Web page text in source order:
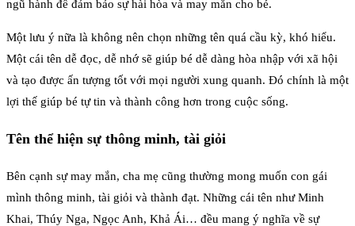
ngũ hành để đảm bảo sự hài hòa và may mắn cho bé.
Một lưu ý nữa là không nên chọn những tên quá cầu kỳ, khó hiểu.
Một cái tên dễ đọc, dễ nhớ sẽ giúp bé dễ dàng hòa nhập với xã hội
và tạo được ấn tượng tốt với mọi người xung quanh. Đó chính là một
lợi thế giúp bé tự tin và thành công hơn trong cuộc sống.
Tên thể hiện sự thông minh, tài giỏi
Bên cạnh sự may mắn, cha mẹ cũng thường mong muốn con gái
mình thông minh, tài giỏi và thành đạt. Những cái tên như Minh
Khai, Thúy Nga, Ngọc Anh, Khả Ái… đều mang ý nghĩa về sự